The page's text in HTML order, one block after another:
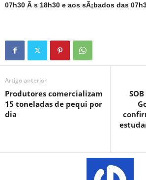
07h30 Ã s 18h30 e aos sÃ¡bados das
Artigo anterior
Produtores comercializam
15 toneladas de pequi por
dia